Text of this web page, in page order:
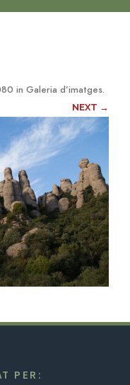
in Galeria d’imatges.
NEXT →
PER: